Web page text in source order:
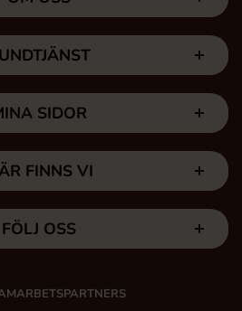
SIDOR
FINNS VI
FÖLJ OSS